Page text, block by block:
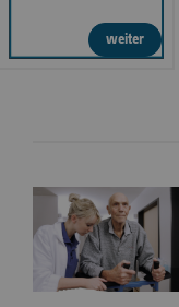
weiter